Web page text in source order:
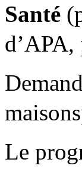
Santé
d’APA,
Le